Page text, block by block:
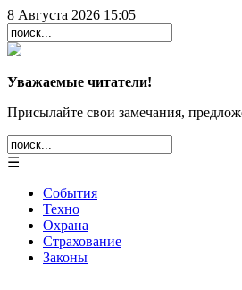
8 Августа 2026 15:05
Уважаемые читатели!
Присылайте свои замечания,
☰
События
Техно
Охрана
Страхование
Законы